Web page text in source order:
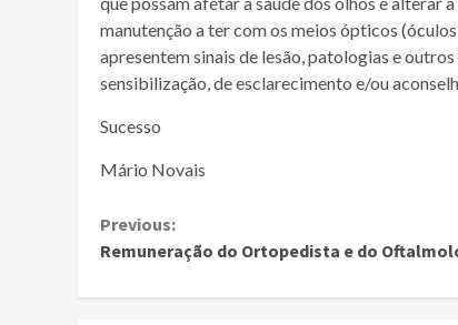
manutenção a ter com os meios ópticos
apresentem sinais de lesão, patologias e
sensibilização, de esclarecimento e/ou
Sucesso
Mário Novais
Continue
Reading
Previous:
Remuneração do Ortopedista e do